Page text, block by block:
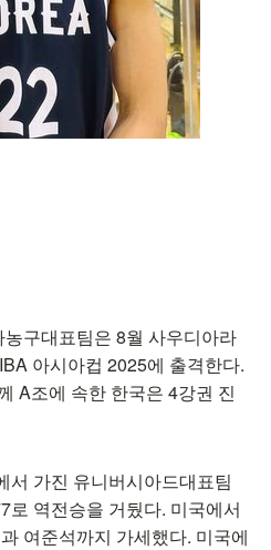
구대표팀은 8월 사우디아라
아시아컵 2025에 출격한다.
A조에 속한 한국은 4강권 진
서 가진 유니버시아드대표팀
로 역전승을 거뒀다. 미국에서
여준석까지 가세했다. 미국에